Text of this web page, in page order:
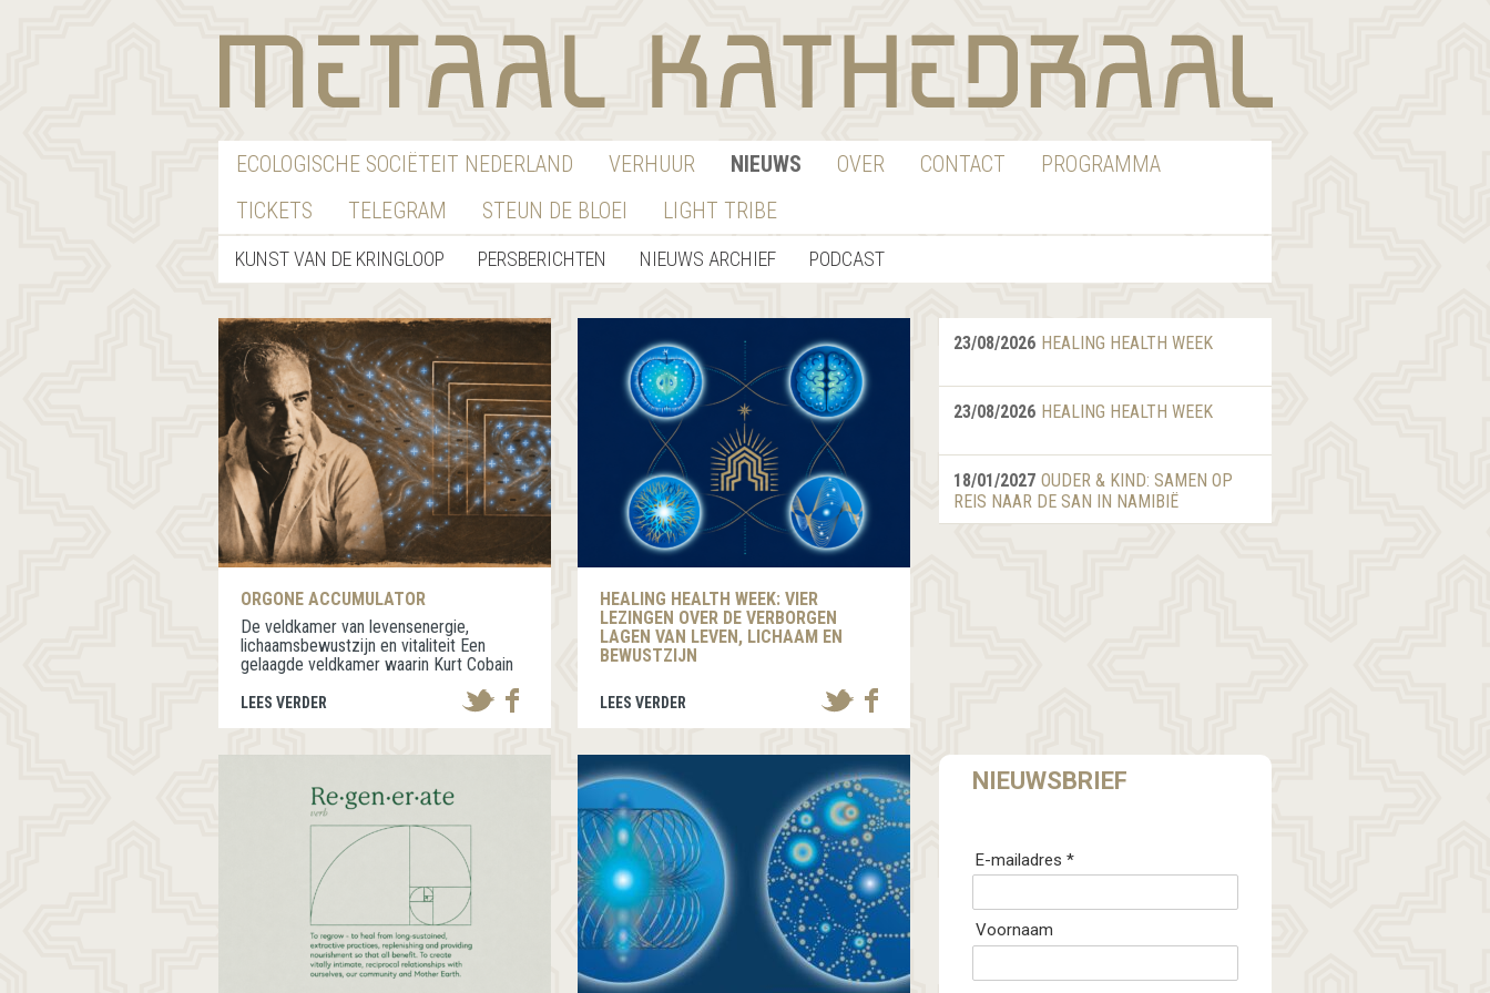
ECOLOGISCHE SOCIËTEIT NEDERLAND VERHUUR NIEUWS OVER CONTACT
PROGRAMMA
TICKETS
TELEGRAM STEUN DE BLOEI LIGHT TRIBE
KUNST VAN DE KRINGLOOP PERSBERICHTEN NIEUWS ARCHIEF PODCAST
ORGONE ACCUMULATOR
De veldkamer van levensenergie,
lichaamsbewustzijn en vitaliteit Een
gelaagde veldkamer waarin Kurt Cobain
Burroughs.…
LEES VERDER
HEALING HEALTH WEEK: VIER
LEZINGEN OVER DE VERBORGEN
LAGEN VAN LEVEN, LICHAAM EN
BEWUSTZIJN
een eigen ingang naar de mens als levend
LEES VERDER
23/08/2026 HEALING HEALTH WEEK
23/08/2026 HEALING HEALTH WEEK
18/01/2027 OUDER & KIND: SAMEN OP
REIS NAAR DE SAN IN NAMIBIË
NIEUWSBRIEF
E-mailadres *
Voornaam